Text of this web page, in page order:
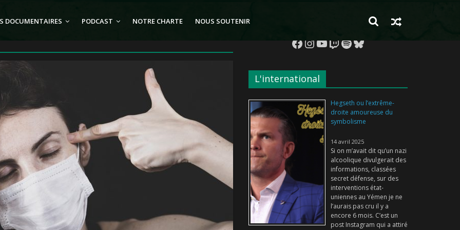
DOCUMENTAIRES PODCAST NOTRE CHARTE NOUS SOUTENIR
Facebook
Instagram
YouTube
Twitch
Spotify
Bluesky
L'international
Hegseth ou l’extrême-
droite amoureuse du
symbolisme
14 avril 2025
Si on m’avait dit qu’un nazi
alcoolique divulgerait des
informations, classées
secret défense, sur des
interventions état-
uniennes au Yémen je ne
l’aurais pas cru il y a
encore 6 mois. C’est un
post Instagram qui a attiré